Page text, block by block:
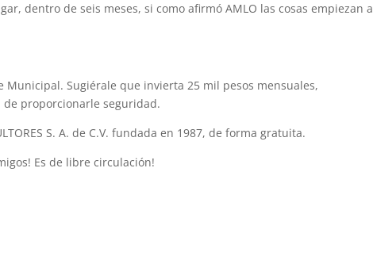
dentro de seis meses, si como afirmó AMLO las cosas empiezan a
Municipal. Sugiérale que invierta 25 mil pesos mensuales,
proporcionarle seguridad.
S. A. de C.V. fundada en 1987, de forma gratuita.
Es de libre circulación!